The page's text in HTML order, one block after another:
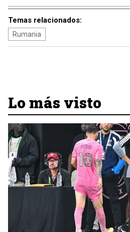
Temas relacionados:
Rumania
Lo más visto